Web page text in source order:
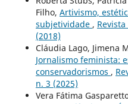
Filho, Artivismo,
subjetividade ,
(2018)
Cláudia Lago, Jimena
Jornalismo feminista:
conservadorismos ,
n. 3 (2025)
Vera Fátima